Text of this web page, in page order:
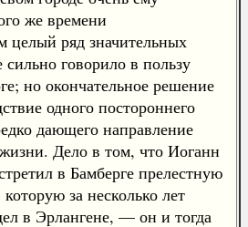
же времени
целый ряд значительных
сильно говорило в пользу
но окончательное решение
одного постороннего
дающего направление
Дело в том, что Иоганн
в Бамберге прелестную
за несколько лет
в Эрлангене, — он и тогда